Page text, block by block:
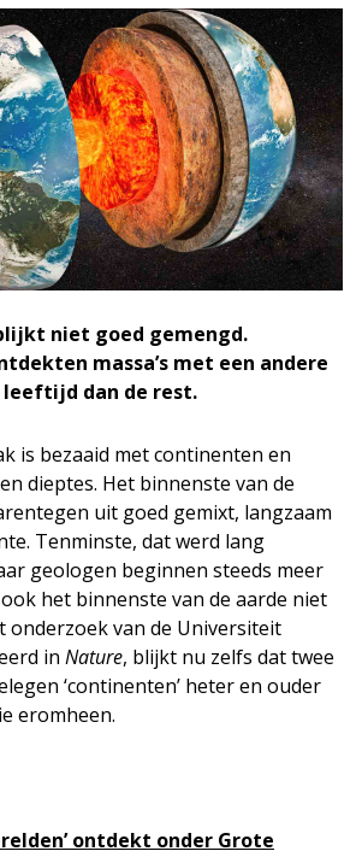
niet goed gemengd.
massa’s met een andere
dan de rest.
is bezaaid met continenten en
dieptes. Het binnenste van de
uit goed gemixt, langzaam
Tenminste, dat werd lang
geologen beginnen steeds meer
het binnenste van de aarde niet
onderzoek van de Universiteit
in Nature, blijkt nu zelfs dat twee
‘continenten’ heter en ouder
eromheen.
ontdekt onder Grote